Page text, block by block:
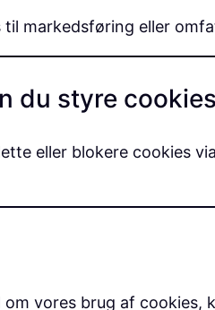
til markedsføring eller
du styre
eller blokere cookies
om vores brug af cookies,